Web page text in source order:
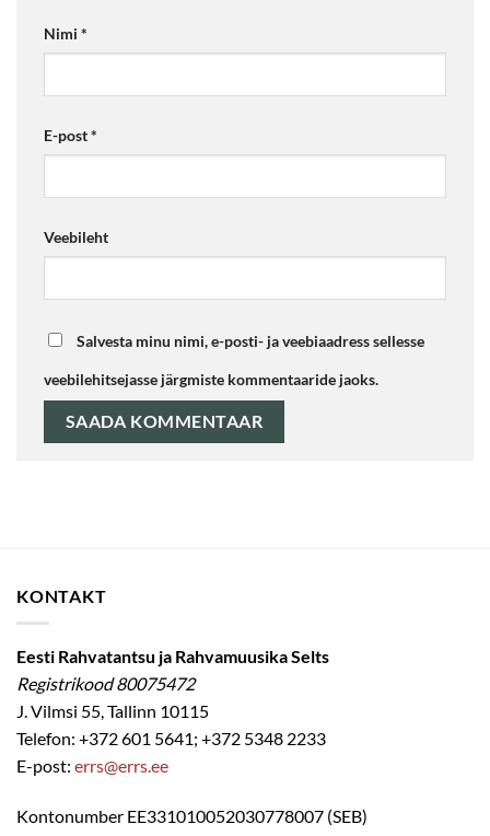
Nimi *
E-post*
Veebileht
Salvesta minu nimi, e-posti- ja veebiaadress sellesse
veebilehitsejasse järgmiste kommentaaride jaoks.
KONTAKT
Eesti Rahvatantsu ja Rahvamuusika Selts
Registrikood 80075472
J. Vilmsi 55, Tallinn 10115
Telefon: +372 601 5641; +372 5348 2233
E-post: errs@errs.ee
Kontonumber EE331010052030778007 (SEB)